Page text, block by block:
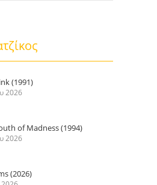
(1991)
2026
of Madness (1994)
2026
(2026)